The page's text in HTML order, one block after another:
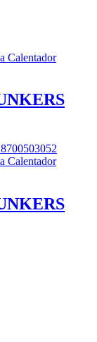
Calentador
Calentador